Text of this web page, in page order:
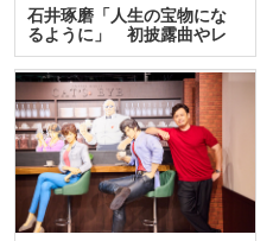
石井琢磨「人生の宝物にな
るように」 初披露曲やレ
ア…